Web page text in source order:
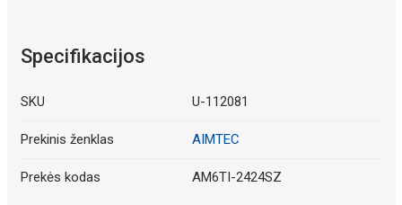
Specifikacijos
SKU U-112081
Prekinis ženklas AIMTEC
Prekės kodas AM6TI-2424SZ